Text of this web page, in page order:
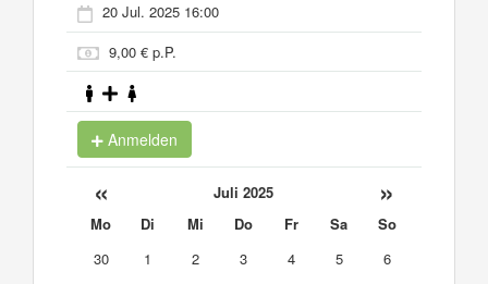
20 Jul. 2025 16:00
9,00 € p.P.
Anmelden
« Juli 2025 »
Mo Di Mi Do Fr Sa
So
30
1 2 3 4 5
6